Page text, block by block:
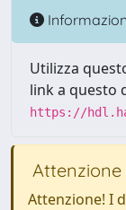
Utilizza
link a questo
https://
Attenzione
Attenzione! I